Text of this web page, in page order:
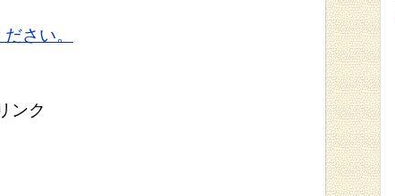
さい。
ンク